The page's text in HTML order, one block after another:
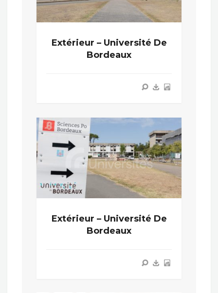
Extérieur – Université De
Bordeaux
Extérieur – Université De
Bordeaux